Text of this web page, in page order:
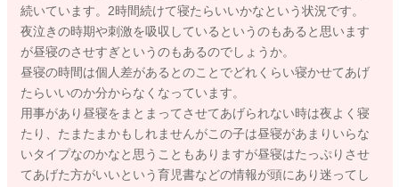
続いています。2時間続けて寝たらいいかなという状況です。
夜泣きの時期や刺激を吸収しているというのもあると思います
が昼寝のさせすぎというのもあるのでしょうか。
昼寝の時間は個人差があるとのことでどれくらい寝かせてあげ
たらいいのか分からなくなっています。
用事があり昼寝をまとまってさせてあげられない時は夜よく寝
たり、たまたまかもしれませんがこの子は昼寝があまりいらな
いタイプなのかなと思うこともありますが昼寝はたっぷりさせ
てあげた方がいいという育児書などの情報が頭にあり迷ってし